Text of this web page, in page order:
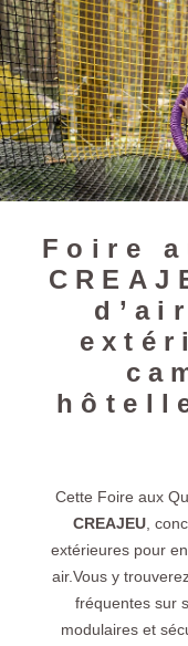
Foire
Cette Foire aux
CREAJEU,
extérieures pour
air.Vous y
fréquentes sur
modulaires et
Panneau de gestion des